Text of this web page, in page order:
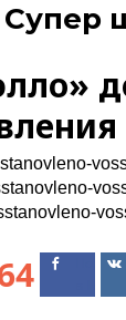
Супер